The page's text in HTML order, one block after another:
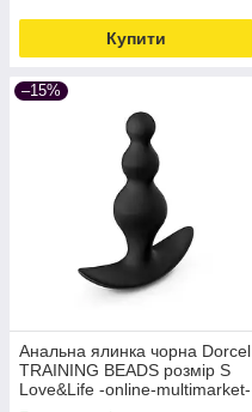
Купити
–15%
Анальна ялинка чорна Dorcel
TRAINING BEADS розмір S
Love&Life -online-multimarket-